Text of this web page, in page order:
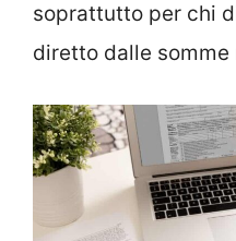
soprattutto per chi
diretto dalle